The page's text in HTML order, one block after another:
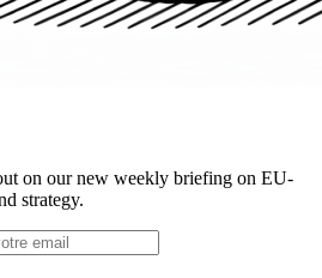
on our new weekly briefing on EU-
strategy.